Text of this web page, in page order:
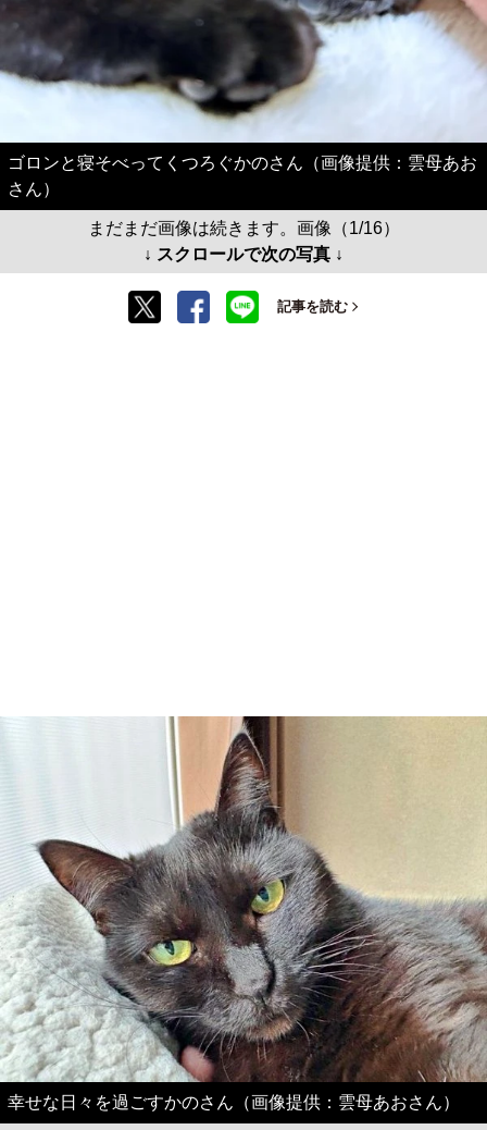
ゴロンと寝そべってくつろぐかのさん（画像提供：雲母あお
さん）
まだまだ画像は続きます。画像（1/16）
↓ スクロールで次の写真 ↓
記事を読む
幸せな日々を過ごすかのさん（画像提供：雲母あおさん）